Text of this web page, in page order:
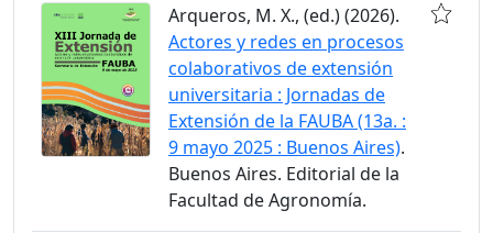
Arqueros, M. X., (ed.) (2026).
Actores y redes en procesos
colaborativos de extensión
universitaria : Jornadas de
Extensión de la FAUBA (13a. :
9 mayo 2025 : Buenos Aires).
Buenos Aires. Editorial de la
Facultad de Agronomía.